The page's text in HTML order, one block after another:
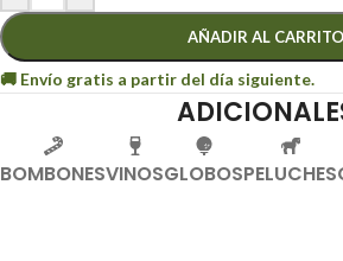
AÑADIR AL CARRITO
BOMBONESVINOSGLOBOSPELUCHES